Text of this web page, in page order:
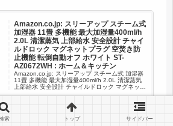
Amazon.co.jp: スリーアップ スチーム式
加湿器 11畳 多機能 最大加湿量400ml/h
2.0L 清潔蒸気 上部給水 安全設計 チャイ
ルドロック マグネットプラグ 空焚き防
止機能 転倒自動オフ ホワイト ST-
AZ0672WH : ホーム＆キッチン
Amazon.co.jp: スリーアップ スチーム式 加湿器
11畳 多機能 最大加湿量400ml/h 2.0L 清潔蒸気
上部給水 安全設計 チャイルドロック マグネット
索 トップ サイドバー